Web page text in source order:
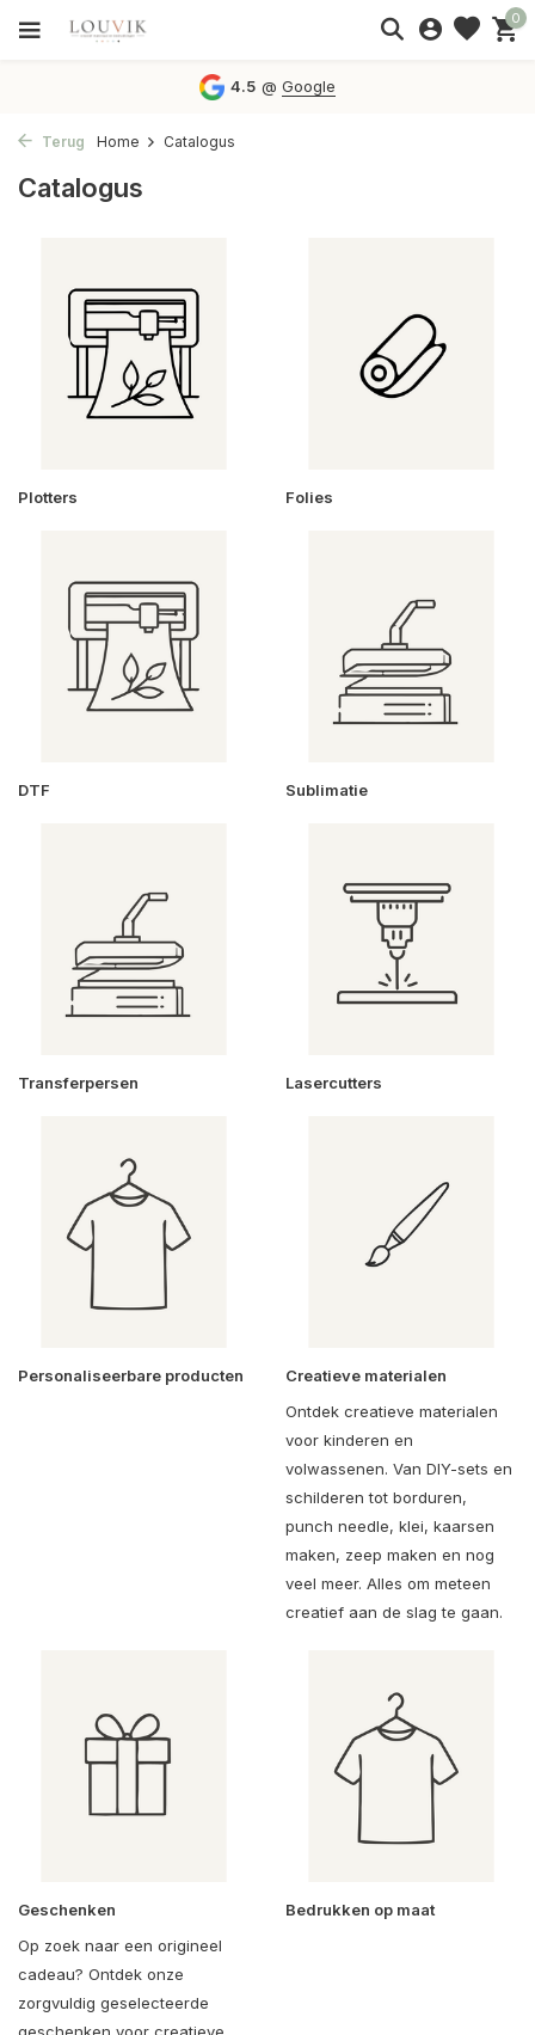
0
4.5 @Google
Terug Home Catalogus
Catalogus
Plotters Folies
DTF Sublimatie
Transferpersen Lasercutters
Personaliseerbare producten
Creatieve materialen
Ontdek creatieve materialen
voor kinderen en
volwassenen. Van DIY-sets en
schilderen tot borduren,
punch needle, klei, kaarsen
maken, zeep maken en nog
veel meer. Alles om meteen
creatief aan de slag te gaan.
Geschenken
Op zoek naar een origineel
cadeau? Ontdek onze
zorgvuldig geselecteerde
Bedrukken op maat